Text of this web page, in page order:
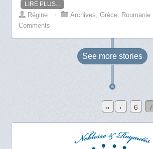
LIRE PLUS...
Régine ⋅ Archives,Grèce, Roumanie
Comments
See more stories
« ‹ 6 7